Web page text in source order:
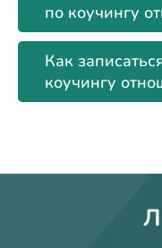
по коучингу
Как
коучингу